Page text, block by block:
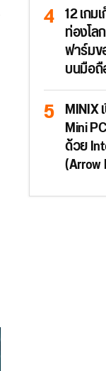
12 เกม
ท่องโล
ฟาร์ม
บนมือ
MINIX
Mini
ด้วย